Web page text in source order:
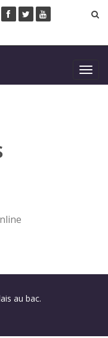
au bac.